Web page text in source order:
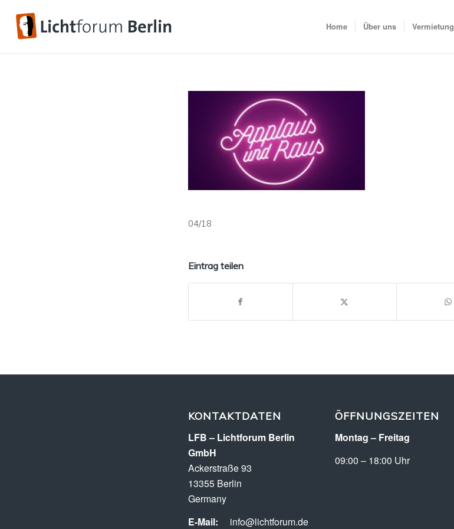
Home Über uns Vermietung
04/18
Eintrag teilen
KONTAKTDATEN
LFB – Lichtforum Berlin
GmbH
Ackerstraße 93
13355 Berlin
Germany
E-Mail: info@lichtforum.de
ÖFFNUNGSZEITEN
Montag – Freitag
09:00 – 18:00 Uhr